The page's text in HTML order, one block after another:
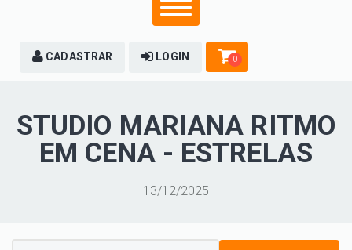
CADASTRAR LOGIN 0
STUDIO MARIANA RITMO
EM CENA - ESTRELAS
13/12/2025